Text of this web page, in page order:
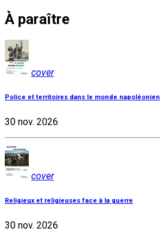
À paraître
cover
Police et territoires dans le monde napoléonien
30 nov. 2026
cover
Religieux et religieuses face à la guerre
30 nov. 2026